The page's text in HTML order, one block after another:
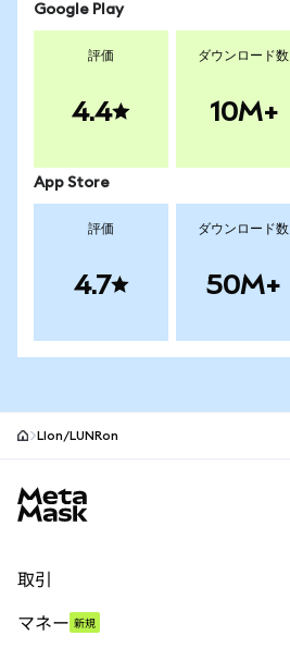
Google Play
評価
4.4
ダウンロード数
10M+
App Store
評価
4.7
ダウンロード数
50M+
LIon/LUNRon
取引
マネー 新規